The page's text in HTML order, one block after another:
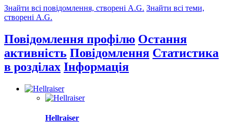
Знайти всі повідомлення, створені A.G. Знайти всі теми,
створені A.G.
Повідомлення профілю Остання
активність Повідомлення Статистика
в розділах Інформація
Hellraiser